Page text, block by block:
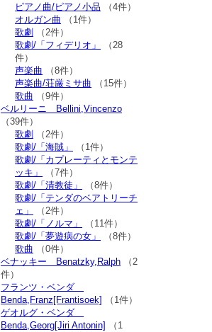
ピアノ曲/ピアノ小品 （4件）
オルガン曲 （1件）
歌劇
（2件）
歌劇/「フィデリオ」
（28
件）
声楽曲 （8件）
声楽曲/荘厳ミサ曲 （15件）
歌曲 （9件）
ベルリーニ Bellini,Vincenzo
（39件）
歌劇
（2件）
歌劇/「海賊」
（1件）
歌劇/「カプレーティとモンテ
ッキ」
（7件）
歌劇/「清教徒」
（8件）
歌劇/「テンダのベアトリーチ
ェ」
（2件）
歌劇/「ノルマ」
（11件）
歌劇/「夢遊病の女」
（8件）
歌曲 （0件）
ベナッキー Benatzky,Ralph （2
件）
フランツ・ベンダ
Benda,Franz[Frantisoek]
（1件）
ゲオルグ・ベンダ
Benda,Georg[Jiri Antonin]
（1